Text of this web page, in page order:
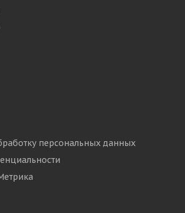
персональных данных